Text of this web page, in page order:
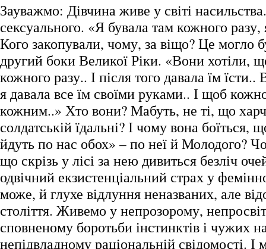
Зауважмо: Дівчина живе у світі
сексуального. «Я бувала там кожного разу,
Кого закопували, чому, за віщо? Це могло
другий боки Великої Ріки. «Вони хотіли,
кожного разу.. І після того давала їм
я давала все їм своїми руками.. І щоб
кожним..» Хто вони? Мабуть, не ті, що
солдатській їдальні? І чому вона боїться,
йдуть по нас обох» – по неї й Молодого?
що скрізь у лісі за нею дивиться безліч
одвічний екзистенціальний страх у
може, й глухе відлуння неназваних, але
століття. Живемо у непрозорому,
сповненому боротьби інстинктів і чужих
непідвладному раціональній свідомості. І